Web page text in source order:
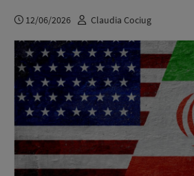
12/06/2026 Claudia Cociug